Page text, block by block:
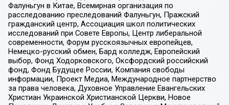
Фалуньгун в Китае, Всемирная организация по
расследованию преследований Фалуньгун, Пражский
гражданский центр, Ассоциация школ политических
исследований при Совете Европы, Центр либеральной
современности, Форум русскоязычных европейцев,
Немецко-русский обмен, Бард колледж, Европейский
выбор, Фонд Ходорковского, Оксфордский российский
фонд, Фонд Будущее России, Компания свободы
информации, Проект Медиа, Международное партнерство
за права человека, Духовное Управление Евангельских
Христиан Украинской Христианской Церкви, Новое